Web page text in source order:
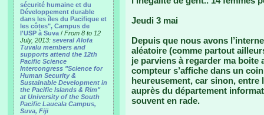
sécurité humaine et du
Développement durable
dans les îles du Pacifique et
les côtes", Campus de
l'USP à Suva / From 8 to 12
July, 2013: several Alofa
Tuvalu members and
supports attend the 12th
Pacific Science
Intercongress "Science for
Human Security &
Sustainable Development in
the Pacific Islands & Rim"
at University of the South
Pacific Laucala Campus,
Suva, Fiji
Jeudi 3 mai
Depuis que nous avons
aléatoire (comme partout
je parviens à regarder ma boite
compteur s’affiche dans un
heureusement, car sinon, entre
auprès du département
souvent en rade.